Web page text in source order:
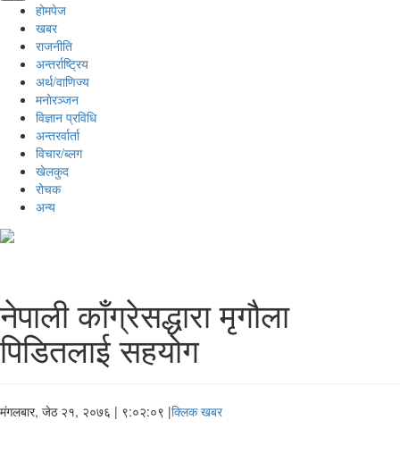
होमपेज
खबर
राजनीति
अन्तर्राष्ट्रिय
अर्थ/वाणिज्य
मनाेरञ्जन
विज्ञान प्रविधि
अन्तरर्वार्ता
विचार/ब्लग
खेलकुद
रोचक
अन्य
नेपाली काँग्रेसद्धारा मृगौला
पिडितलाई सहयोग
मंगलबार, जेठ २१, २०७६ | ९:०२:०९ |क्लिक खबर